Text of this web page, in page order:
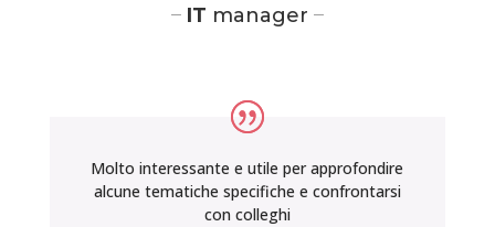
– IT manager –
Molto interessante e utile per approfondire
alcune tematiche specifiche e confrontarsi
con colleghi